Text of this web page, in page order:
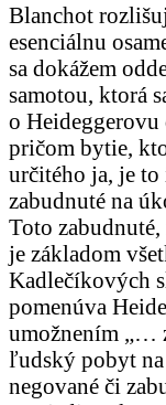
Blanchot
esenciálnu
sa dokážem
samotou, ktorá
o
pričom bytie,
určitého ja, je to
zabudnuté na
Toto
je základom
Kadlečíkových
pomenúva
umožnením „…
ľudský pobyt na
negované či